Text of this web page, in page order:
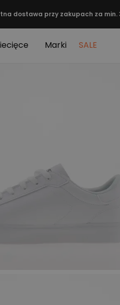
dostawa przy zakupach za min.
Marki SALE